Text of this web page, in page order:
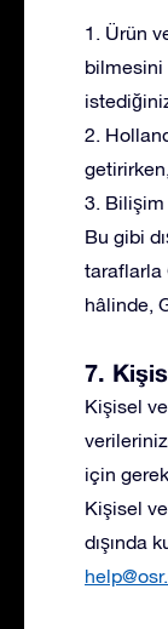
1. Ürün
bilmesini
2.
3. Bilişim
Bu gibi
taraflarla
hâlinde,
7.
Kişisel
için
Kişisel
dışında